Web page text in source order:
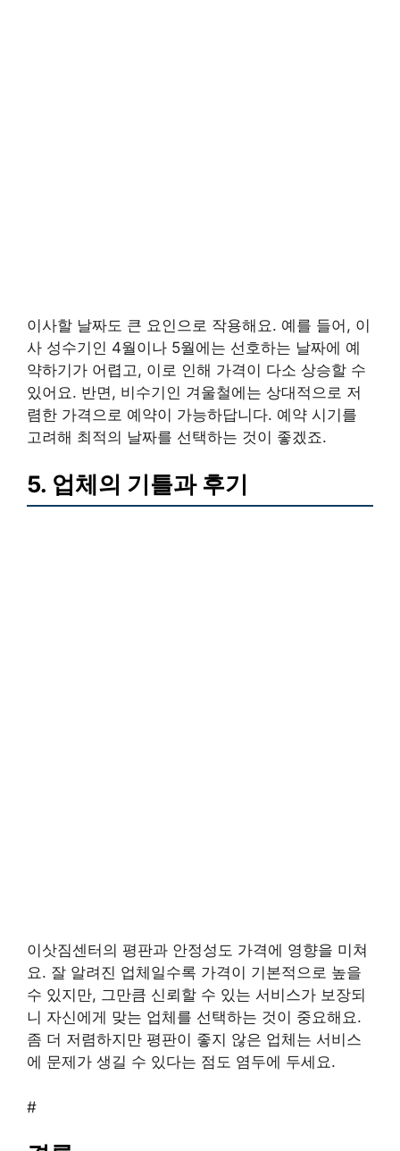
이사할 날짜도 큰 요인으로 작용해요. 예를 들어, 이
사 성수기인 4월이나 5월에는 선호하는 날짜에 예
약하기가 어렵고, 이로 인해 가격이 다소 상승할 수
있어요. 반면, 비수기인 겨울철에는 상대적으로 저
렴한 가격으로 예약이 가능하답니다. 예약 시기를
고려해 최적의 날짜를 선택하는 것이 좋겠죠.
5. 업체의 기틀과 후기
이삿짐센터의 평판과 안정성도 가격에 영향을 미쳐
요. 잘 알려진 업체일수록 가격이 기본적으로 높을
수 있지만, 그만큼 신뢰할 수 있는 서비스가 보장되
니 자신에게 맞는 업체를 선택하는 것이 중요해요.
좀 더 저렴하지만 평판이 좋지 않은 업체는 서비스
에 문제가 생길 수 있다는 점도 염두에 두세요.
#